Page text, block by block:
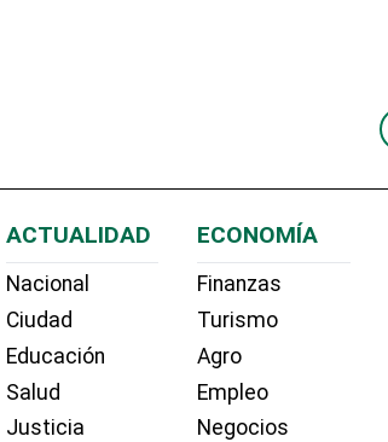
ACTUALIDAD
Nacional
Ciudad
Educación
Salud
Justicia
ECONOMÍA
Finanzas
Turismo
Agro
Empleo
Negocios